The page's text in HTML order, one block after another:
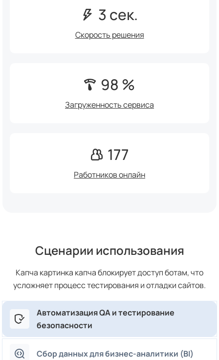
3 сек.
Скорость решения
98 %
Загруженность сервиса
177
Работников онлайн
Сценарии использования
Капча картинка капча блокирует доступ ботам, что
усложняет процесс тестирования и отладки сайтов.
Автоматизация QA и тестирование
безопасности
Сбор данных для бизнес-аналитики (BI)